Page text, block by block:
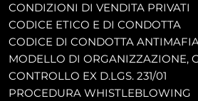
CONDIZIONI DI VENDITA PRIVATI
CODICE ETICO E DI CONDOTTA
CODICE DI CONDOTTA
MODELLO DI ORGANIZZAZIONE,
CONTROLLO EX D.LGS. 231/01
PROCEDURA WHISTLEBLOWING